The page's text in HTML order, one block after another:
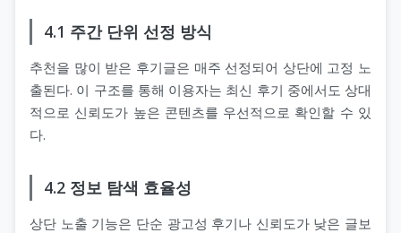
4.1 주간 단위 선정 방식
추천을 많이 받은 후기글은 매주 선정되어 상단에 고정 노
출된다. 이 구조를 통해 이용자는 최신 후기 중에서도 상대
적으로 신뢰도가 높은 콘텐츠를 우선적으로 확인할 수 있
다.
4.2 정보 탐색 효율성
상단 노출 기능은 단순 광고성 후기나 신뢰도가 낮은 글보